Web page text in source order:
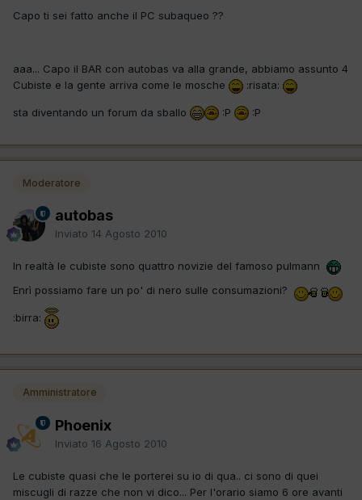
Capo ti sei fatto anche il PC subaqueo ??
aaa... Capo il BAR con autobas va alla grande, abbiamo assunto 4
Cubiste e la gente arriva come le mosche
:risata:
sta diventando un forum da sballo :P :P
Moderatore
autobas
Inviato 14 Agosto 2010
In realtà le cubiste sono quattro novizie del famoso pulmann
Enrì possiamo fare un po' di nero sulle consumazioni?
:birra:
Amministratore
Phoenix
Inviato 16 Agosto 2010
Le cubiste quasi che le porterei su io di qua.. ci sono di quei
miscugli di razze che non vi dico... Per l'orario siamo 6 ore avanti